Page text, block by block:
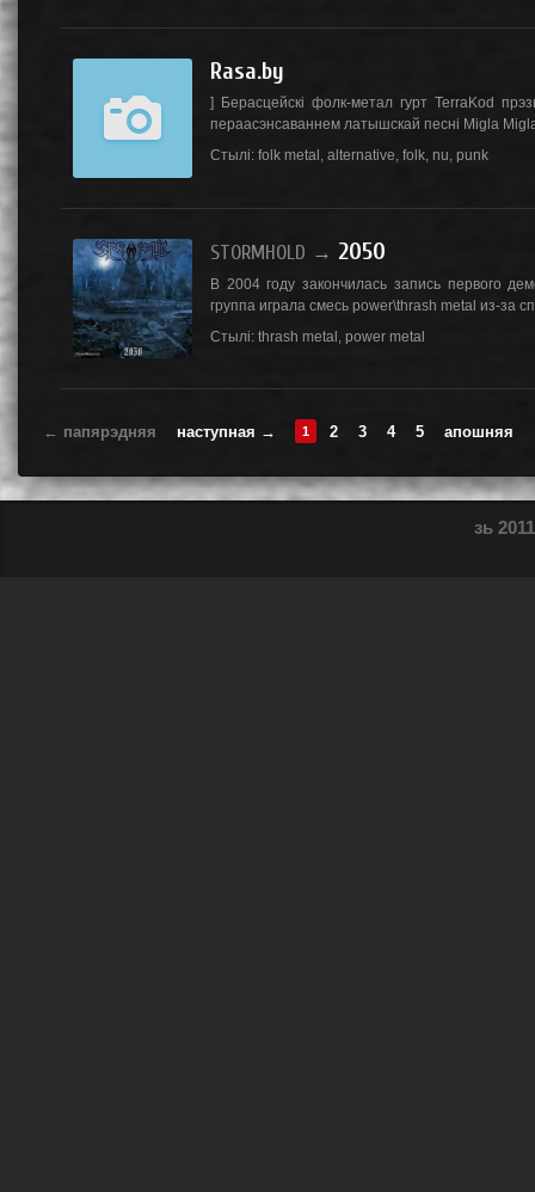
Rasa.by
] Берасцейскі фолк-метал гурт TerraKod
пераасэнсаваннем латышскай песні Migla
Стылі: folk metal , alternative, folk, nu, punk
STORMHOLD → 2050
В 2004 году закончилась запись первого
группа играла смесь power\thrash metal из-за
Стылі: thrash metal , power metal
← папярэдняя наступная → 1 2 3 4 5 апошняя
зь 2011